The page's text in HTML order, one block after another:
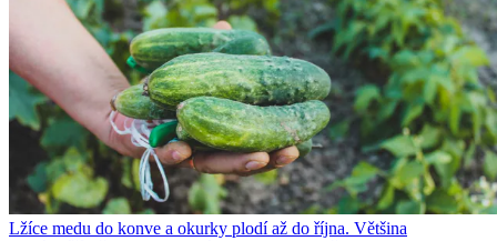
Lžíce medu do konve a okurky plodí až do října. Většina